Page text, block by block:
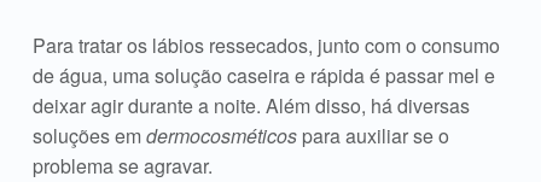
Para tratar os lábios ressecados, junto com o consumo
de água, uma solução caseira e rápida é passar mel e
deixar agir durante a noite. Além disso, há diversas
soluções emdermocosméticospara auxiliar se o
problema se agravar.